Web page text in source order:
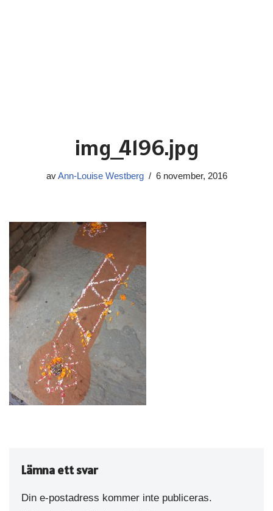
img_4196.jpg
avAnn-Louise Westberg 6 november, 2016
Lämna ett svar
Din e-postadress kommer inte publiceras.